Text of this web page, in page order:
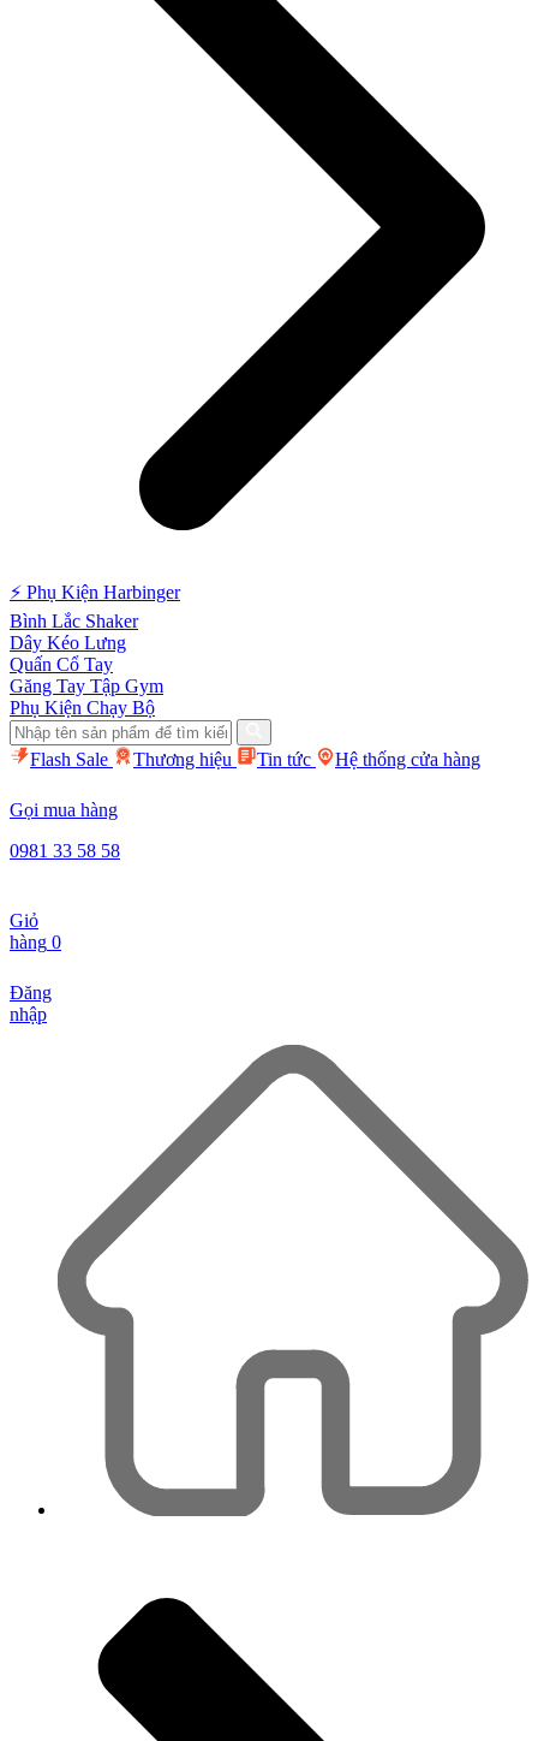
⚡ Phụ Kiện Harbinger
Bình Lắc Shaker
Dây Kéo Lưng
Quấn Cổ Tay
Găng Tay Tập Gym
Phụ Kiện Chạy Bộ
Flash Sale Thương hiệu Tin tức Hệ thống cửa hàng
Gọi mua hàng
0981 33 58 58
Giỏ
hàng 0
Đăng
nhập